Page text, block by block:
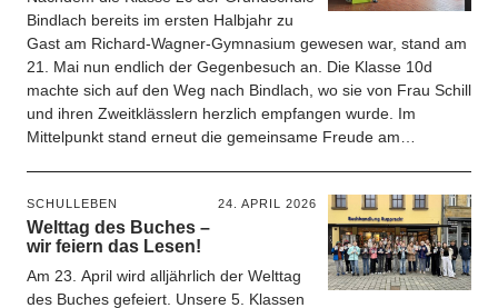
Bindlach bereits im ersten Halbjahr zu
Gast am Richard-Wagner-Gymnasium gewesen war, stand am
21. Mai nun endlich der Gegenbesuch an. Die Klasse 10d
machte sich auf den Weg nach Bindlach, wo sie von Frau Schill
und ihren Zweitklässlern herzlich empfangen wurde. Im
Mittelpunkt stand erneut die gemeinsame Freude am…
SCHULLEBEN 24. APRIL 2026
Welttag des Buches –
wir feiern das Lesen!
Am 23. April wird alljährlich der Welttag
des Buches gefeiert. Unsere 5. Klassen